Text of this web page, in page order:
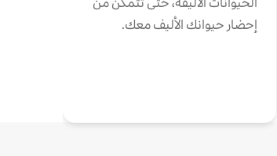
إحضار حيوانك الأليف معك.